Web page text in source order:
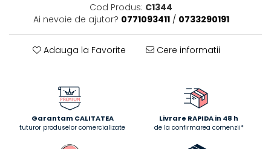
Cod Produs: C1344
Ai nevoie de ajutor? 0771093411 / 0733290191
Adauga la Favorite Cere informatii
Garantam CALITATEA
tuturor produselor comercializate
Livrare RAPIDA in 48 h
de la confirmarea comenzii*